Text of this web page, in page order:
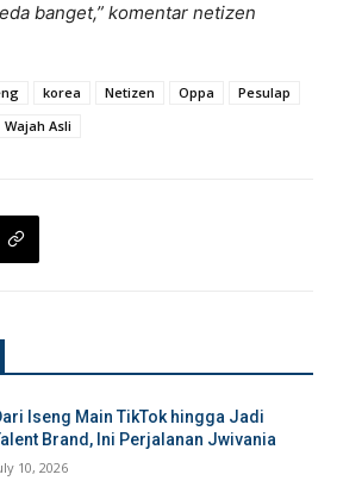
banget,” komentar netizen
korea Netizen Oppa
Pesulap
Wajah Asli
Iseng Main TikTok hingga Jadi
Brand, Ini Perjalanan Jwivania
10, 2026